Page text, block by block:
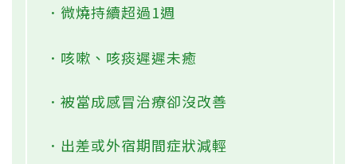
．微燒持續超過1週
．咳嗽、咳痰遲遲未癒
．被當成感冒治療卻沒改善
．出差或外宿期間症狀減輕